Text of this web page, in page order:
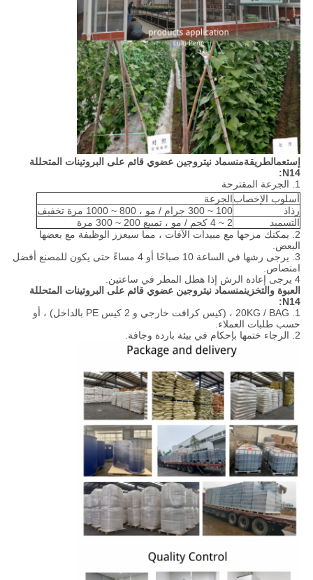
إستعمالطريقةمنسماد نيتروجين عضوي قائم على البروتينات المتحللة
N14
:
1. الجرعة المقترحة
أسلوب الإخصابالجرعة
رذاذ
100 ~ 300 جرام / مو ، 800 ~ 1000 مرة تخفيف
التسميد
2 ~ 4 كجم / مو ، تمييع 200 ~ 300 مرة
2. يمكنك مزجها مع مبيدات الآفات ، مما سيعزز الوظيفة مع بعضها
البعض.
3. يرجى رشها في الساعة 10 صباحًا أو 4 مساءً حتى يكون للمصنع أفضل
امتصاص.
4 يرجى إعادة الرش إذا هطل المطر في ساعتين.
العبوة والتخزينمنسماد نيتروجين عضوي قائم على البروتينات المتحللة
N14
:
1. 20KG / BAG ، (كيس كرافت خارجي و 2 كيس PE بالداخل) ، أو
حسب طلبات العملاء.
2. الرجاء ختمها بإحكام في بيئة باردة وجافة.